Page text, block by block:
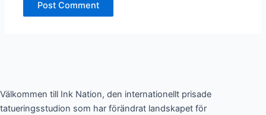
Välkommen till Ink Nation, den internationellt prisade
tatueringsstudion som har förändrat landskapet för